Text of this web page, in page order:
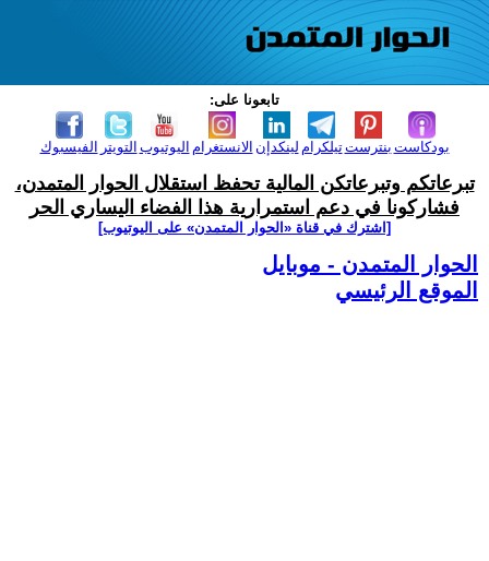
تابعونا على:
الفيسبوك التويتر اليوتيوب الانستغرام لينكدإن تيلكرامبنترست بودكاست
تبرعاتكم وتبرعاتكن المالية تحفظ استقلال الحوار المتمدن،
فشاركونا في دعم استمرارية هذا الفضاء اليساري الحر
[اشترك في قناة ‫«الحوار المتمدن» على اليوتيوب]
الحوار المتمدن - موبايل
الموقع الرئيسي